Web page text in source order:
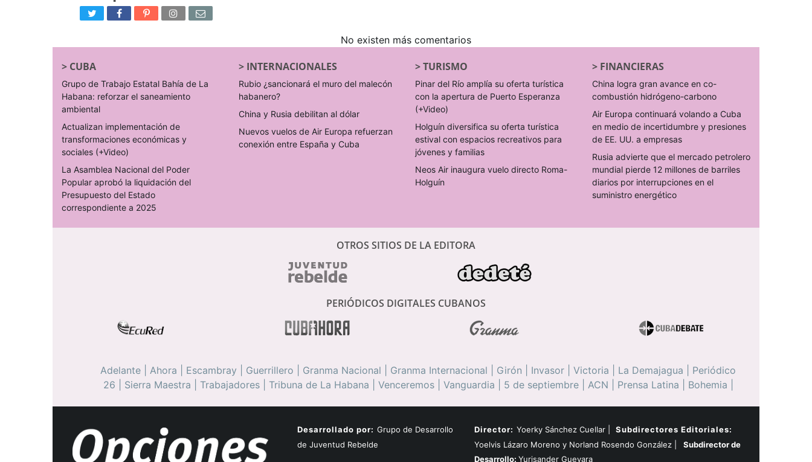
No existen más comentarios
> CUBA
Grupo de Trabajo Estatal Bahía de La
Habana: reforzar el saneamiento
ambiental
Actualizan implementación de
transformaciones económicas y
sociales (+Video)
La Asamblea Nacional del Poder
Popular aprobó la liquidación del
Presupuesto del Estado
correspondiente a 2025
> INTERNACIONALES
Rubio ¿sancionará el muro del malecón
habanero?
China y Rusia debilitan al dólar
Nuevos vuelos de Air Europa refuerzan
conexión entre España y Cuba
>TURISMO
Pinar del Río amplía su oferta turística
con la apertura de Puerto Esperanza
(+Video)
Holguín diversifica su oferta turística
estival con espacios recreativos para
jóvenes y familias
Neos Air inaugura vuelo directo Roma-
Holguín
> FINANCIERAS
China logra gran avance en co-
combustión hidrógeno-carbono
Air Europa continuará volando a Cuba
en medio de incertidumbre y presiones
de EE. UU. a empresas
Rusia advierte que el mercado petrolero
mundial pierde 12 millones de barriles
diarios por interrupciones en el
suministro energético
OTROS SITIOS DE LA EDITORA
PERIÓDICOS DIGITALES CUBANOS
Adelante Ahora Escambray Guerrillero Granma Nacional Granma Internacional Girón Invasor Victoria La Demajagua
Periódico
26
Sierra Maestra Trabajadores| Tribuna de La Habana Venceremos| Vanguardia 5 de septiembre| ACN Prensa Latina Bohemia
Desarrollado por: Grupo de Desarrollo
de Juventud Rebelde
Director: Yoerky Sánchez Cuellar |
Subdirectores Editoriales:
Yoelvis Lázaro Moreno y Norland Rosendo González |
Subdirector de
Desarrollo: Yurisander Guevara